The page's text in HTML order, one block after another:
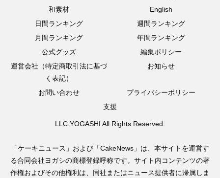
和素材
English
日間ランキング
週間ランキング
月間ランキング
年間ランキング
公式グッズ
編集ポリシー
運営会社（特定商取引法に基づ
く表記）
お知らせ
お問い合わせ
プライバシーポリシー
支援
LLC.YOGASHI All Rights Reserved.
「ケーキニュース」および「CakeNews」は、本サイトを運営す
る合同会社ヨガシの商標登録呼称です。サイト内コンテンツの著
作権およびその他権利は、同社またはニュース提供者に帰属しま